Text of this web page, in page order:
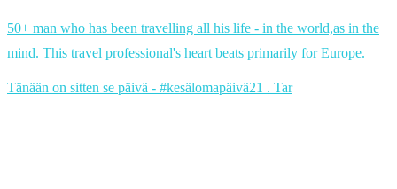
50+ man who has been travelling all his life - in the world,as in the
mind. This travel professional's heart beats primarily for Europe.
Tänään on sitten se päivä - #kesälomapäivä21 . Tar